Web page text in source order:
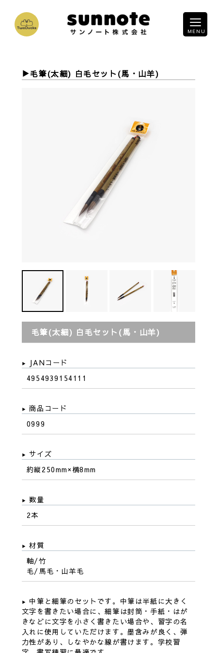
毛筆(太細) 白毛セット(馬・山羊)
毛筆(太細) 白毛セット(馬・山羊)
JANコード
4954939154111
商品コード
0999
サイズ
約縦250mm×横8mm
数量
2本
材質
軸/竹
毛/馬毛・山羊毛
中筆と細筆のセットです。中筆は半紙に大きく
文字を書きたい場合に、細筆は封筒・手紙・はが
きなどに文字を小さく書きたい場合や、習字の名
入れに使用していただけます。墨含みが良く、弾
力性があり、しなやかな線が書けます。学校習